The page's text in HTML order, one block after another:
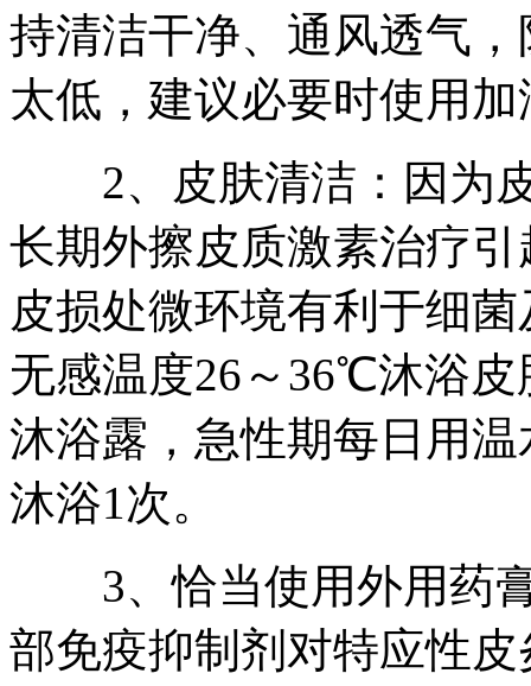
持清洁干净、通风透气
太低，建议必要时使用加
2、皮肤清洁：因为皮
长期外擦皮质激素治疗
皮损处微环境有利于细
无感温度26～36℃沐浴
沐浴露，急性期每日用
沐浴1次。
3、恰当使用外用药膏
部免疫抑制剂对特应性